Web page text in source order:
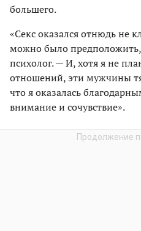
большего.
«Секс оказался отнюдь не
можно было
психолог. — И, хотя я не
отношений, эти мужчины
что я оказалась
внимание и сочувствие».